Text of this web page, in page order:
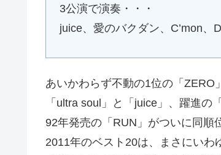
3公演で演奏・・・
juice、愛のバクダン、C’mon、
あいかわらず不動の1位の「ZERO
「ultra soul」と「juice」、躍進
92年発売の「RUN」がついに同順
2011年のベスト20は、まさにいわ